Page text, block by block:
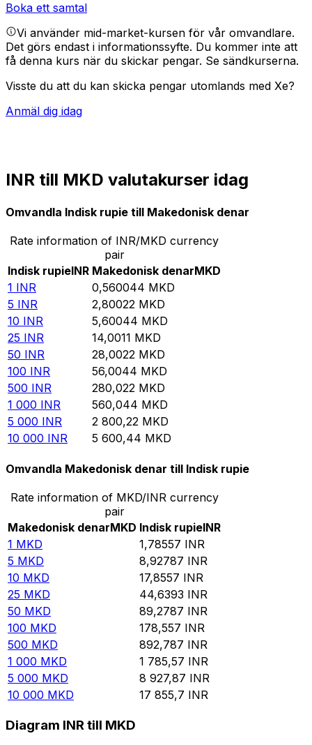
Boka ett samtal
Vi använder mid-market-kursen för vår omvandlare.
Det görs endast i informationssyfte. Du kommer inte att
få denna kurs när du skickar pengar. Se sändkurserna.
Visste du att du kan skicka pengar utomlands med Xe?
Anmäl dig idag
INR till MKD valutakurser idag
Omvandla Indisk rupie till Makedonisk denar
Rate information of INR/MKD currency
pair
Indisk rupieINR Makedonisk denarMKD
1 INR 0,560044 MKD
5 INR 2,80022 MKD
10 INR 5,60044 MKD
25 INR 14,0011 MKD
50 INR 28,0022 MKD
100 INR 56,0044 MKD
500 INR 280,022 MKD
1 000 INR 560,044 MKD
5 000 INR 2 800,22 MKD
10 000 INR 5 600,44 MKD
Omvandla Makedonisk denar till Indisk rupie
Rate information of MKD/INR currency
pair
Makedonisk denarMKD Indisk rupieINR
1 MKD 1,78557 INR
5 MKD 8,92787 INR
10 MKD 17,8557 INR
25 MKD 44,6393 INR
50 MKD 89,2787 INR
100 MKD 178,557 INR
500 MKD 892,787 INR
1 000 MKD 1 785,57 INR
5 000 MKD 8 927,87 INR
10 000 MKD 17 855,7 INR
Diagram INR till MKD